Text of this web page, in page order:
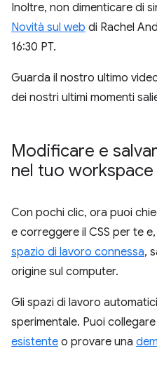
Inoltre, non dimenticare di
Novità sul web di Rachel
16:30 PT.
Guarda il nostro ultimo
dei nostri ultimi momenti
Modificare e
nel tuo workspace
Con pochi clic, ora puoi
e correggere il CSS per te
spazio di lavoro connessa,
origine sul computer.
Gli spazi di lavoro
sperimentale. Puoi
esistente o provare una